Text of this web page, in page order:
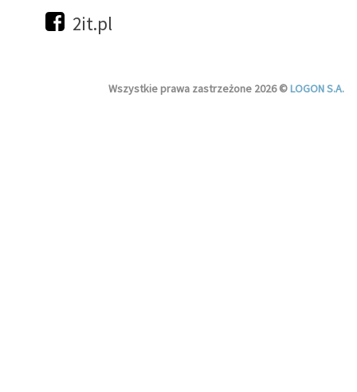
2it.pl
Wszystkie prawa zastrzeżone 2026 ©LOGON S.A.